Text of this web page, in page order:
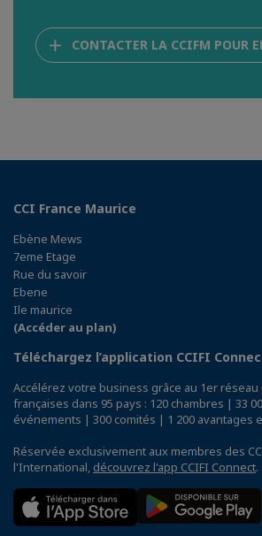
CONTACTER LA CCIFM POUR
CCI France Maurice
Ebène Mews
7eme Etage
Rue du savoir
Ebene
Ile maurice
(Accéder au plan)
Téléchargez l’application CCIFI
Accélérez votre business grâce au 1er
françaises dans 95 pays : 120 chambres | 33
événements | 300 comités | 1 200 avantages
Réservée exclusivement aux membres des
l'International, découvrez l'app CCIFI Connect.